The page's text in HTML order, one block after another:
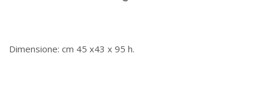
Dimensione: cm 45 x43 x 95 h.